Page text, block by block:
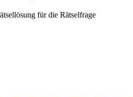
für die Rätselfrage